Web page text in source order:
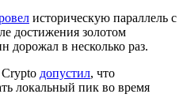
историческую параллель с
достижения золотом
дорожал в несколько раз.
допустил, что
локальный пик во время